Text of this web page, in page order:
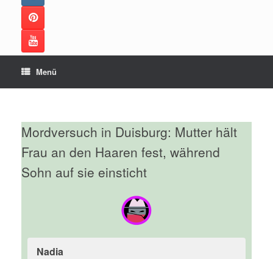
Menü
Mordversuch in Duisburg: Mutter hält
Frau an den Haaren fest, während
Sohn auf sie einsticht
Nadia